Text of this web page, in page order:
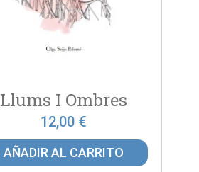
Llums I Ombres
12,00 €
AÑADIR AL CARRITO